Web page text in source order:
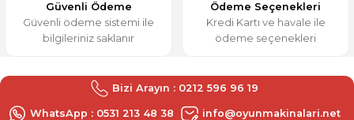
Güvenli Ödeme
Güvenli ödeme sistemi ile
bilgileriniz saklanır
Ödeme Seçenekleri
Kredi Kartı ve havale ile
ödeme seçenekleri
Bizi Arayın : 0212 596 96 19
WhatsApp : 0531 213 48 38 info@oyunmakinalari.net